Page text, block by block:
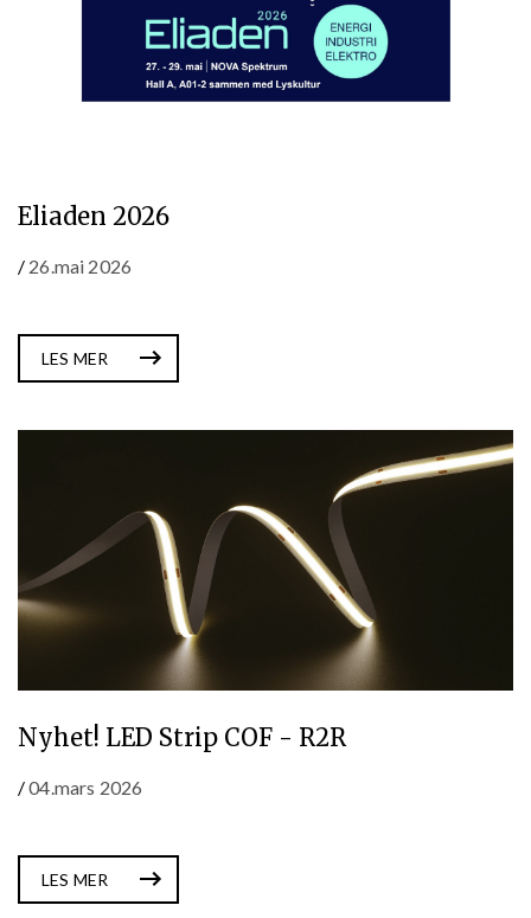
Eliaden 2026
/ 26.mai 2026
LES MER
Nyhet! LED Strip COF - R2R
/04.mars 2026
LES MER